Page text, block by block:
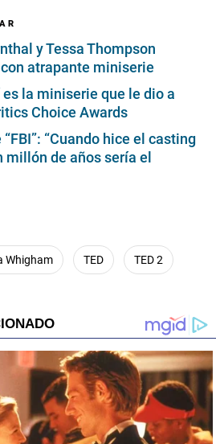
y Tessa Thompson
atrapante miniserie
es la miniserie que le dio a
Choice Awards
“Cuando hice el casting
millón de años sería el
Whigham TED TED 2